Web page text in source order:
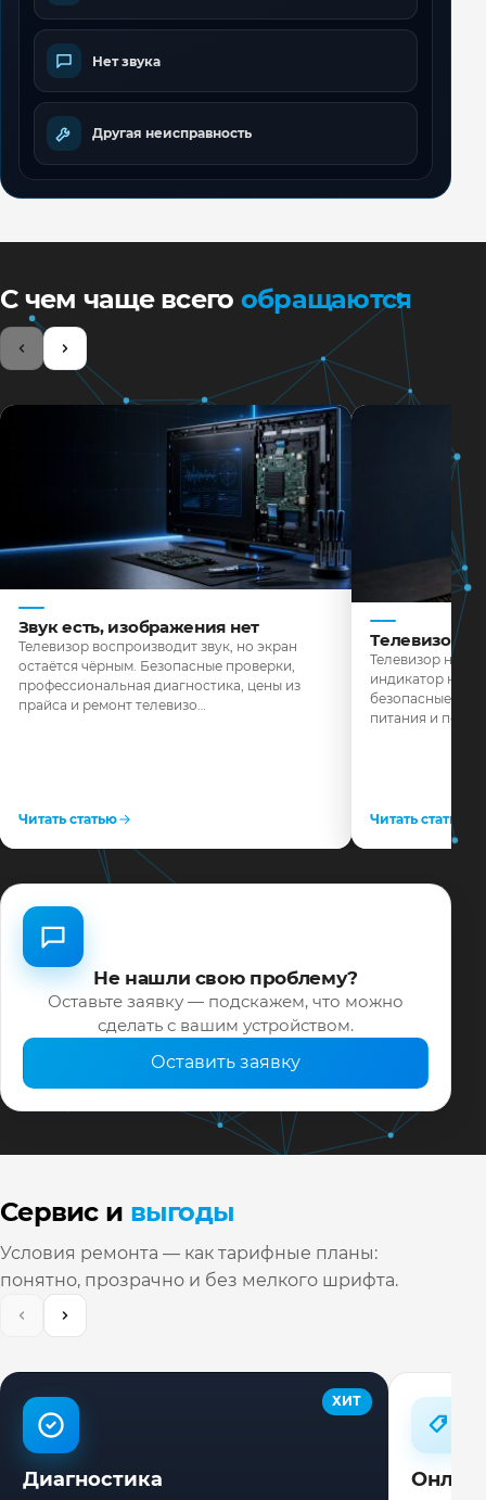
Нет звука
Другая неисправность
С чем чаще всего обращаются
Звук есть, изображения нет
Телевизор воспроизводит звук, но экран
остаётся чёрным. Безопасные проверки,
профессиональная диагностика, цены из
прайса и ремонт телевизо…
Читать статью
Телевизор
Телевизор не
индикатор не
безопасные
питания и
Читать статью
Не нашли свою проблему?
Оставьте заявку — подскажем, что можно
сделать с вашим устройством.
Оставить заявку
Сервис и выгоды
Условия ремонта — как тарифные планы:
понятно, прозрачно и без мелкого шрифта.
ХИТ
Диагностика